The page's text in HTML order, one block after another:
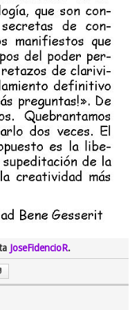
JoseFidencioR.